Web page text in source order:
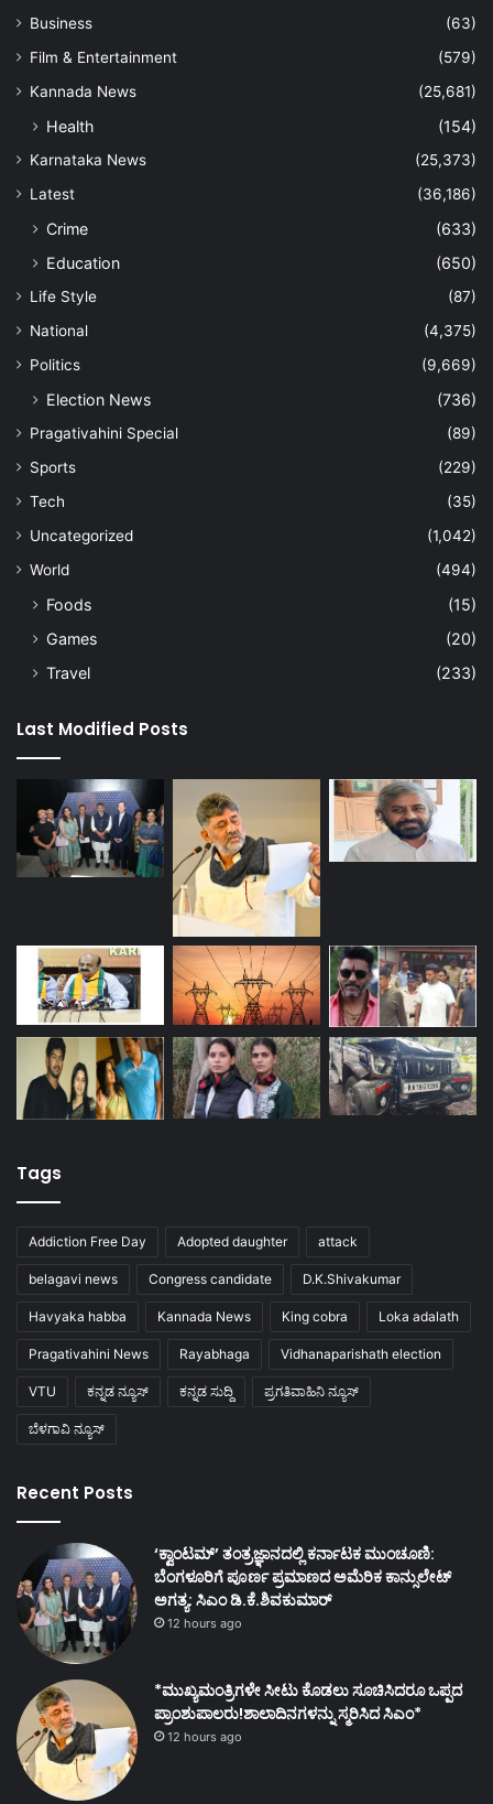
Business
(63)
Film & Entertainment
(579)
Kannada News
(25,681)
Health (154)
Karnataka News
(25,373)
Latest
(36,186)
Crime
(633)
Education
(650)
Life Style
(87)
National
(4,375)
Politics
(9,669)
Election News (736)
Pragativahini Special
(89)
Sports
(229)
Tech
(35)
Uncategorized
(1,042)
World
(494)
Foods
(15)
Games
(20)
Travel
(233)
Last Modified Posts
Tags
Addiction Free Day Adopted daughter attack
belagavi news Congress candidate D.K.Shivakumar
Havyaka habba Kannada News King cobra Loka adalath
Pragativahini News Rayabhaga Vidhanaparishath election
VTU ಕನ್ನಡ ನ್ಯೂಸ್ ಕನ್ನಡ ಸುದ್ದಿ ಪ್ರಗತಿವಾಹಿನಿ ನ್ಯೂಸ್
ಬೆಳಗಾವಿ ನ್ಯೂಸ್
Recent Posts
‘ಕ್ವಾಂಟಮ್’ ತಂತ್ರಜ್ಞಾನದಲ್ಲಿ ಕರ್ನಾಟಕ ಮುಂಚೂಣಿ:
ಬೆಂಗಳೂರಿಗೆ ಪೂರ್ಣ ಪ್ರಮಾಣದ ಅಮೆರಿಕ ಕಾನ್ಸುಲೇಟ್
ಅಗತ್ಯ: ಸಿಎಂ ಡಿ.ಕೆ.ಶಿವಕುಮಾರ್
12 hours ago
*ಮುಖ್ಯಮಂತ್ರಿಗಳೇ ಸೀಟು ಕೊಡಲು ಸೂಚಿಸಿದರೂ ಒಪ್ಪದ
ಪ್ರಾಂಶುಪಾಲರು!ಶಾಲಾದಿನಗಳನ್ನು ಸ್ಮರಿಸಿದ ಸಿಎಂ*
12 hours ago